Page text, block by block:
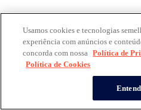
Usamos cookies e tecnologias
experiência com anúncios e
concorda com nossa Política de
Política de Cookies